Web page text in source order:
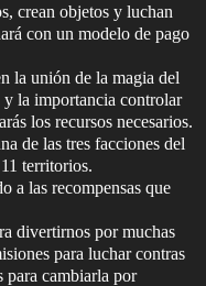
crean objetos y luchan
con un modelo de pago
la unión de la magia del
y la importancia controlar
los recursos necesarios.
de las tres facciones del
territorios.
a las recompensas que
divertirnos por muchas
para luchar contras
para cambiarla por